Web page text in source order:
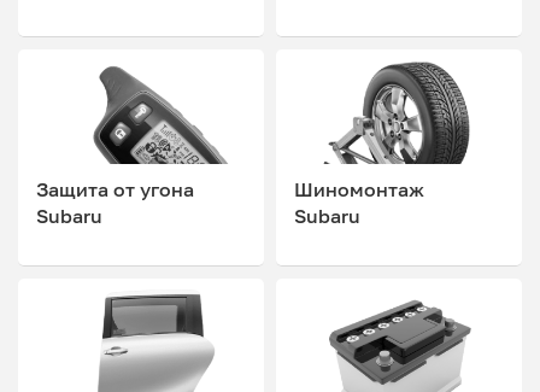
Защита от угона
Subaru
Шиномонтаж
Subaru